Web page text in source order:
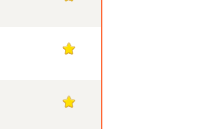
17
17